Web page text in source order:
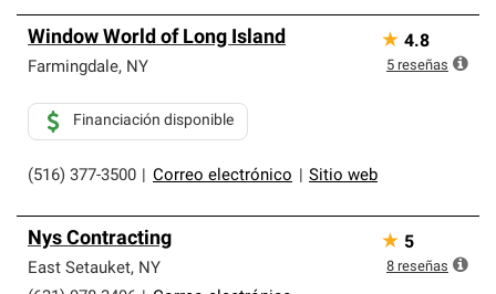
Window World of Long Island
Farmingdale, NY
(516) 377-3500 Correo electrónico Sitio web
Financiación disponible
★ 4.8
5 reseñas
Nys Contracting
East Setauket, NY
★ 5
8 reseñas